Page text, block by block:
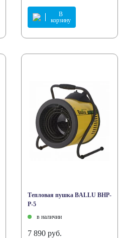
В
корзину
Тепловая пушка BALLU BHP-
P-5
в наличии
7 890 руб.